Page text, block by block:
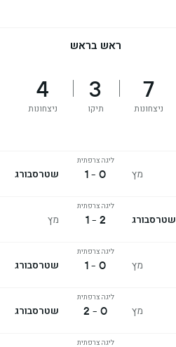
ראש בראש
7
ניצחונות
3
תיקו
4
ניצחונות
מץ
ליגה צרפתית
0 - 1 שטרסבורג
שטרסבורג
ליגה צרפתית
2 - 1 מץ
מץ
ליגה צרפתית
0 - 1 שטרסבורג
מץ
ליגה צרפתית
0 - 2 שטרסבורג
ליגה צרפתית